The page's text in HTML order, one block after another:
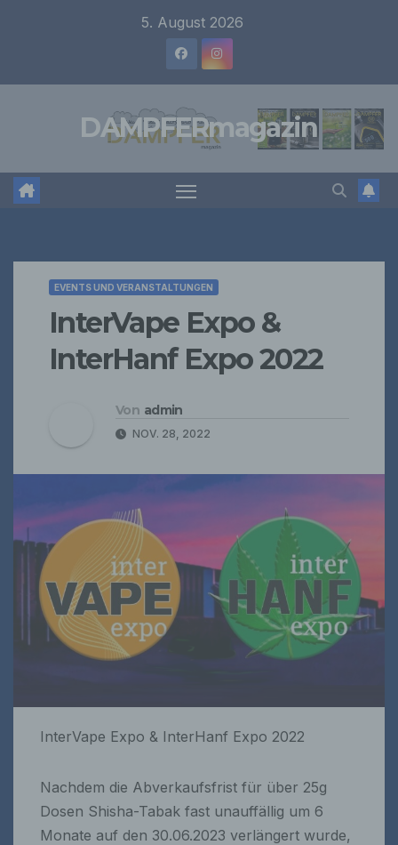
5. August 2026
DAMPFERmagazin
EVENTS UND VERANSTALTUNGEN
InterVape Expo &
InterHanf Expo 2022
Von admin
NOV. 28, 2022
InterVape Expo & InterHanf Expo 2022
Nachdem die Abverkaufsfrist für über 25g
Dosen Shisha-Tabak fast unauffällig um 6
Monate auf den 30.06.2023 verlängert wurde,